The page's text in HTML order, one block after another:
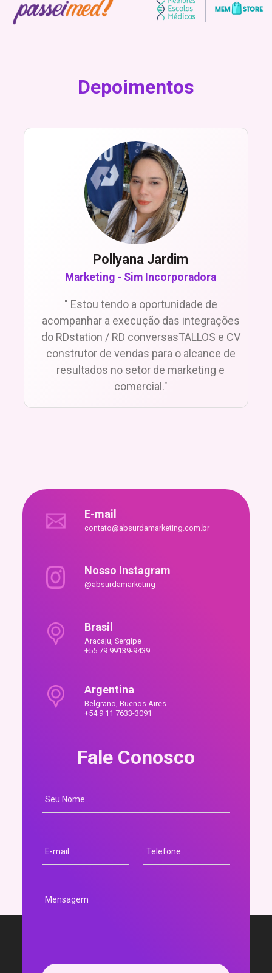
Depoimentos
Pollyana Jardim
Marketing - Sim Incorporadora
" Estou tendo a oportunidade de
acompanhar a execução das integrações
do RDstation / RD conversasTALLOS e CV
construtor de vendas para o alcance de
resultados no setor de marketing e
comercial."
E-mail
contato@absurdamarketing.com.br
Nosso Instagram
@absurdamarketing
Brasil
Aracaju, Sergipe
+55 79 99139-9439
Argentina
Belgrano, Buenos Aires
+54 9 11 7633-3091
Fale Conosco